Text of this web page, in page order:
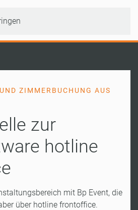
ZIMMERBUCHUNG AUS
zur
hotline
mit Bp Event, die
über hotline frontoffice.